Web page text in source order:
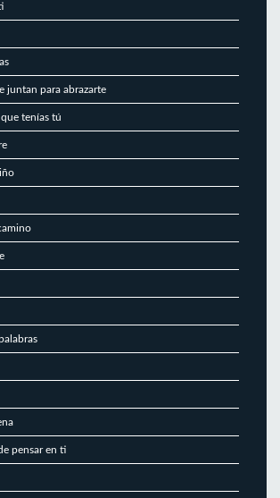
juntan para abrazarte
tenías tú
pensar en ti